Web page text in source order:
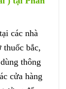
các nhà
bắc,
thông
cửa hàng